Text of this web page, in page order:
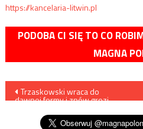
https://kancelaria-litwin.pl
PODOBA CI SIĘ TO CO
MAGNA
Nawigacja
wpisu
Trzaskowski wraca do
dawnej formy i znów grozi